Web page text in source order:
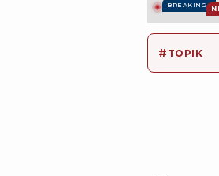
BREAKING
# TOPIK